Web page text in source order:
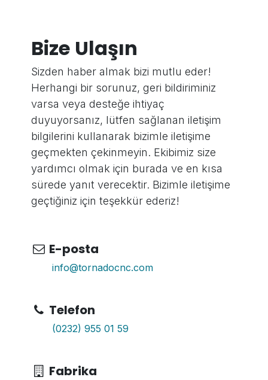
Bize Ulaşın
Sizden haber almak bizi mutlu eder!
Herhangi bir sorunuz, geri bildiriminiz
varsa veya desteğe ihtiyaç
duyuyorsanız, lütfen sağlanan iletişim
bilgilerini kullanarak bizimle iletişime
geçmekten çekinmeyin. Ekibimiz size
yardımcı olmak için burada ve en kısa
sürede yanıt verecektir. Bizimle iletişime
geçtiğiniz için teşekkür ederiz!
E-posta
info@tornadocnc.com
Telefon
(0232) 955 01 59
Fabrika